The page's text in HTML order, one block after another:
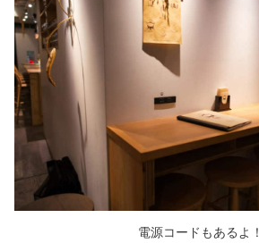
電源コードもあるよ！